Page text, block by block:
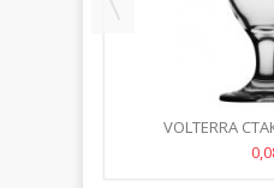
VOLTERRA